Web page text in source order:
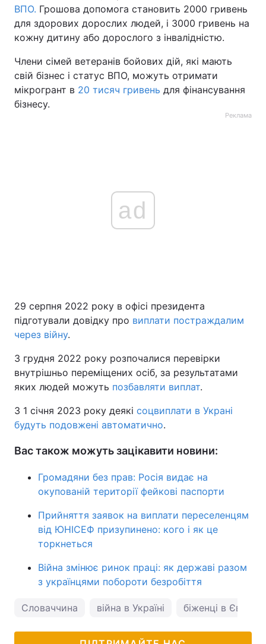
ВПО. Грошова допомога становить 2000 гривень
для здорових дорослих людей, і 3000 гривень на
кожну дитину або дорослого з інвалідністю.
Члени сімей ветеранів бойових дій, які мають
свій бізнес і статус ВПО, можуть отримати
мікрогрант в 20 тисяч гривень для фінансування
бізнесу.
Реклама
ad
29 серпня 2022 року в офісі президента
підготували довідку про виплати постраждалим
через війну.
3 грудня 2022 року розпочалися перевірки
внутрішньо переміщених осіб, за результатами
яких людей можуть позбавляти виплат.
З 1 січня 2023 року деякі соцвиплати в Украні
будуть подовжені автоматично.
Вас також можуть зацікавити новини:
Громадяни без прав: Росія видає на
окупованій території фейкові паспорти
Прийняття заявок на виплати переселенцям
від ЮНІСЕФ призупинено: кого і як це
торкнеться
Війна змінює ринок праці: як державі разом
з українцями побороти безробіття
Словаччина війна в Україні біженці в Європі